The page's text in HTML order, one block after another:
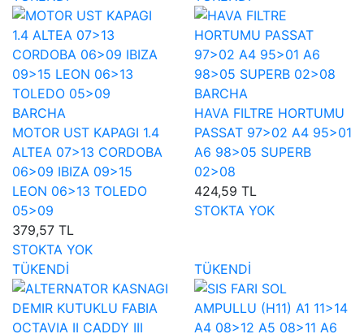
BARCHA
MOTOR UST KAPAGI 1.4
ALTEA 07>13 CORDOBA
06>09 IBIZA 09>15
LEON 06>13 TOLEDO
05>09
379,57 TL
STOKTA YOK
BARCHA
HAVA FILTRE HORTUMU
PASSAT 97>02 A4 95>01
A6 98>05 SUPERB
02>08
424,59 TL
STOKTA YOK
TÜKENDİ TÜKENDİ